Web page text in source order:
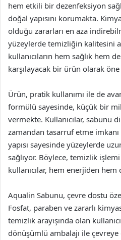
hem etkili bir dezenfeksiyon
doğal yapısını korumakta.
olduğu zararları en aza
yüzeylerde temizliğin kalitesini
kullanıcıların hem sağlık hem
karşılayacak bir ürün olarak öne
Ürün, pratik kullanımı ile de
formülü sayesinde, küçük bir
vermekte. Kullanıcılar, sabunu
zamandan tasarruf etme
yapısı sayesinde yüzeylerde
sağlıyor. Böylece, temizlik
kullanıcılar, hem enerjiden hem
Aqualin Sabunu, çevre dostu
Fosfat, paraben ve zararlı
temizlik arayışında olan
dönüşümlü ambalajı ile çevreye